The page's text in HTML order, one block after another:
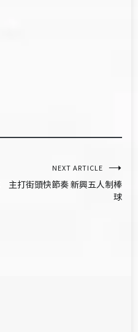
NEXT ARTICLE
主打街頭快節奏 新興五人制棒
球